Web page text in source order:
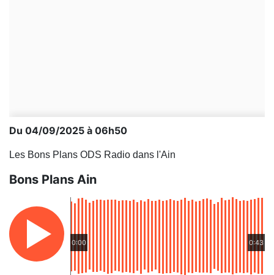
Du 04/09/2025 à 06h50
Les Bons Plans ODS Radio dans l'Ain
Bons Plans Ain
0:00 0:43